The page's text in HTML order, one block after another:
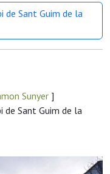
de Sant Guim de la
Sunyer ]
de Sant Guim de la